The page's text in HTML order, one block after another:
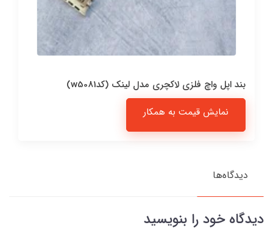
بند اپل واچ فلزی لاکچری مدل لینک (کدw5081)
نمایش قیمت به همکار
دیدگاه‌ها
دیدگاه خود را بنویسید